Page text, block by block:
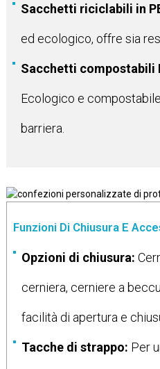
Sacchetti riciclabili in
ed ecologico, offre sia
Sacchetti compostabili
Ecologico e
barriera.
Funzioni Di Chiusura E
Opzioni di chiusura:
cerniera, cerniere a
facilità di apertura e
Tacche di strappo: Per